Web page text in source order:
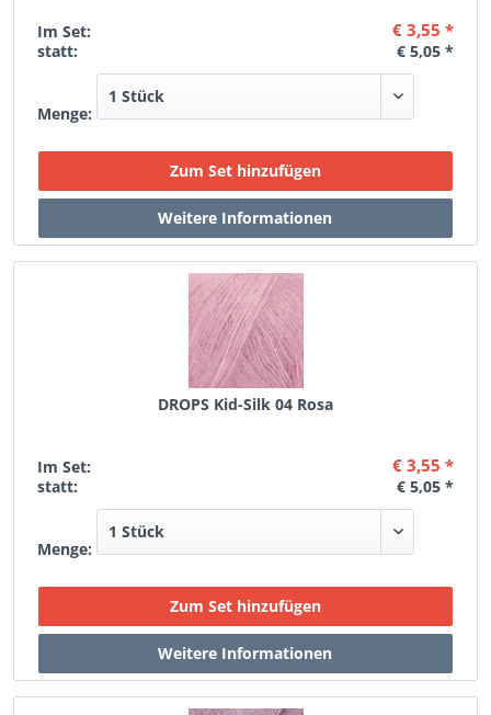
Im Set: € 3,55 *
statt: € 5,05 *
Menge:
DROPS Kid-Silk 04 Rosa
Im Set: € 3,55 *
statt: € 5,05 *
Menge: